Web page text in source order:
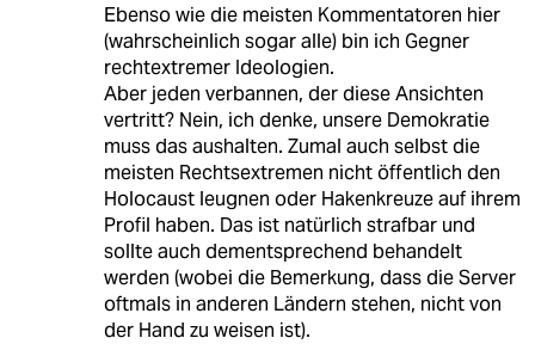
Ebenso wie die meisten Kommentatoren hier
(wahrscheinlich sogar alle) bin ich Gegner
rechtextremer Ideologien.
Aber jeden verbannen, der diese Ansichten
vertritt? Nein, ich denke, unsere Demokratie
muss das aushalten. Zumal auch selbst die
meisten Rechtsextremen nicht öffentlich den
Holocaust leugnen oder Hakenkreuze auf ihrem
Profil haben. Das ist natürlich strafbar und
sollte auch dementsprechend behandelt
werden (wobei die Bemerkung, dass die Server
oftmals in anderen Ländern stehen, nicht von
der Hand zu weisen ist).